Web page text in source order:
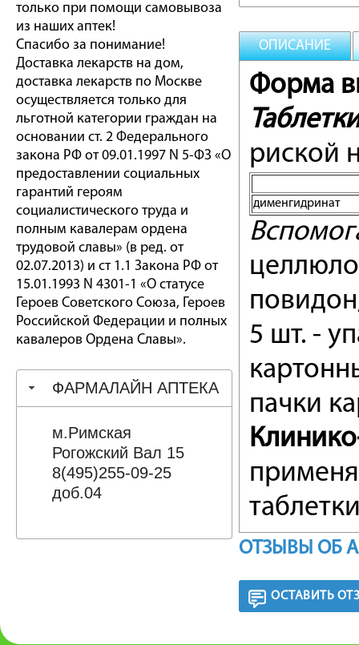
только при помощи самовывоза
из наших аптек!
Спасибо за понимание!
Доставка лекарств на дом,
доставка лекарств по Москве
осуществляется только для
льготной категории граждан на
основании ст. 2 Федерального
закона РФ от 09.01.1997 N 5-ФЗ «О
предоставлении социальных
гарантий героям
социалистического труда и
полным кавалерам ордена
трудовой славы» (в ред. от
02.07.2013) и ст 1.1 Закона РФ от
15.01.1993 N 4301-1 «О статусе
Героев Советского Союза, Героев
Российской Федерации и полных
кавалеров Ордена Славы».
ФАРМАЛАЙН АПТЕКА
м.Римская
Рогожский Вал 15
8(495)255-09-25
доб.04
ОПИСАНИЕ
Форма
риской
дименгидринат
5 шт. -
пачки
ОТЗЫВЫ ОБ
ОСТАВИТЬ